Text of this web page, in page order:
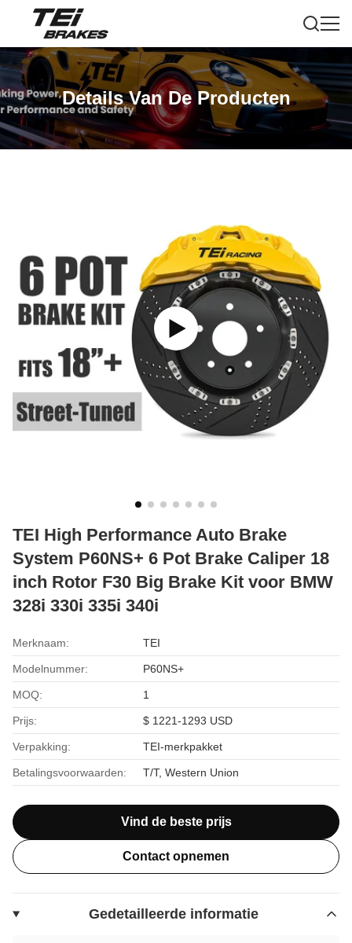
Details Van De Producten
TEI High Performance Auto Brake
System P60NS+ 6 Pot Brake Caliper 18
inch Rotor F30 Big Brake Kit voor BMW
328i 330i 335i 340i
Merknaam: TEI
Modelnummer: P60NS+
MOQ: 1
Prijs: $ 1221-1293 USD
Verpakking: TEI-merkpakket
Betalingsvoorwaarden: T/T, Western Union
Vind de beste prijs
Contact opnemen
Gedetailleerde informatie